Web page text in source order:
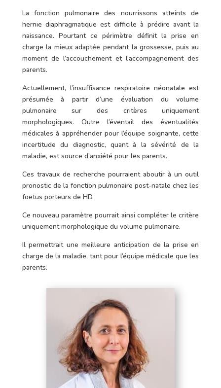
La fonction pulmonaire des nourrissons atteints de
hernie diaphragmatique est difficile à prédire avant la
naissance. Pourtant ce périmètre définit la prise en
charge la mieux adaptée pendant la grossesse, puis au
moment de l’accouchement et l’accompagnement des
parents.
Actuellement, l’insuffisance respiratoire néonatale est
présumée à partir d’une évaluation du volume
pulmonaire sur des critères uniquement
morphologiques. Outre l’éventail des éventualités
médicales à appréhender pour l’équipe soignante, cette
incertitude du diagnostic, quant à la sévérité de la
maladie, est source d’anxiété pour les parents.
Ces travaux de recherche pourraient aboutir à un outil
pronostic de la fonction pulmonaire post-natale chez les
foetus porteurs de HD.
Ce nouveau paramètre pourrait ainsi compléter le critère
uniquement morphologique du volume pulmonaire.
Il permettrait une meilleure anticipation de la prise en
charge de la maladie, tant pour l’équipe médicale que les
parents.